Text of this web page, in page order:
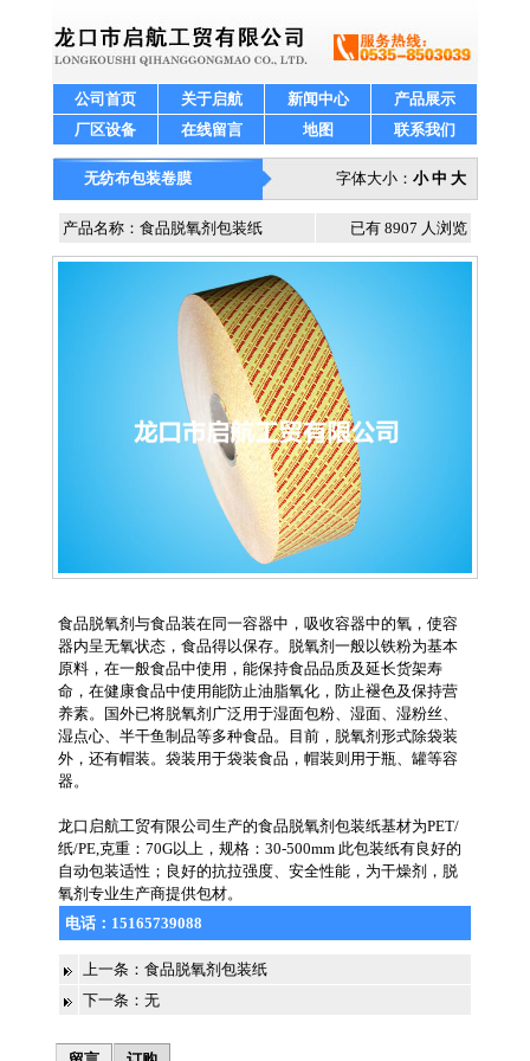
公司首页 关于启航 新闻中心
产品展示
厂区设备
在线留言 地图 联系我们
无纺布包装卷膜 字体大小： 小 中 大
产品名称：食品脱氧剂包装纸 已有 8907 人浏览
食品脱氧剂与食品装在同一容器中，吸收容器中的氧，使容
器内呈无氧状态，食品得以保存。脱氧剂一般以铁粉为基本
原料，在一般食品中使用，能保持食品品质及延长货架寿
命，在健康食品中使用能防止油脂氧化，防止褪色及保持营
养素。国外已将脱氧剂广泛用于湿面包粉、湿面、湿粉丝、
湿点心、半干鱼制品等多种食品。目前，脱氧剂形式除袋装
外，还有帽装。袋装用于袋装食品，帽装则用于瓶、罐等容
器。
龙口启航工贸有限公司生产的食品脱氧剂包装纸基材为PET/
纸/PE,克重：70G以上，规格：30-500mm 此包装纸有良好的
自动包装适性；良好的抗拉强度、安全性能，为干燥剂，脱
氧剂专业生产商提供包材。
电话： 15165739088
上一条： 食品脱氧剂包装纸
下一条：无